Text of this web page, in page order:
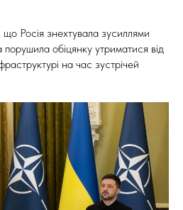
Росія знехтувала зусиллями
обіцянку утриматися від
на час зустрічей